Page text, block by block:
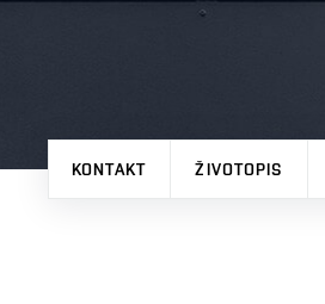
KONTAKT ŽIVOTOPIS